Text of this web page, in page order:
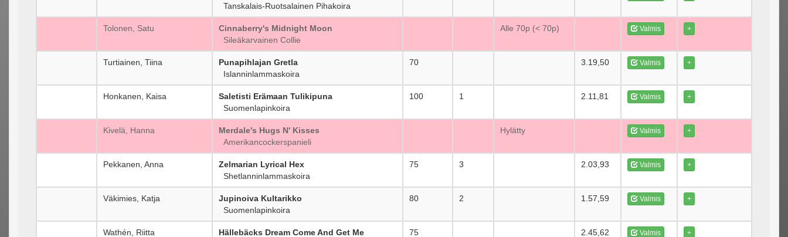
Tanskalais-Ruotsalainen Pihakoira
Tolonen, Satu
Cinnaberry's Midnight Moon
Sileäkarvainen Collie
Alle 70p (< 70p) Valmis +
Turtiainen, Tiina
Punapihlajan Gretla
Islanninlammaskoira
70 3.19,50 Valmis +
Honkanen, Kaisa
Saletisti Erämaan Tulikipuna
Suomenlapinkoira
100 1 2.11,81 Valmis +
Kivelä, Hanna
Merdale's Hugs N' Kisses
Amerikancockerspanieli
Hylätty Valmis +
Pekkanen, Anna
Zelmarian Lyrical Hex
Shetlanninlammaskoira
75 3 2.03,93 Valmis +
Väkimies, Katja
Jupinoiva Kultarikko
Suomenlapinkoira
80 2 1.57,59 Valmis +
Wathén, Riitta Hällebäcks Dream Come And Get Me 75 2.45,62 Valmis +